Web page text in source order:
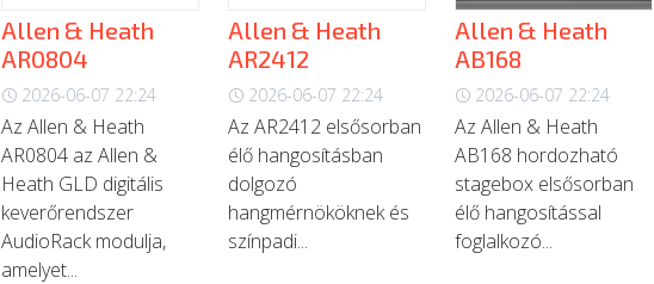
Allen & Heath
AR0804
2026-06-07 22:24
Az Allen & Heath
AR0804 az Allen &
Heath GLD digitális
keverőrendszer
AudioRack modulja,
amelyet...
Allen & Heath
AR2412
2026-06-07 22:24
Az AR2412 elsősorban
élő hangosításban
dolgozó
hangmérnököknek és
színpadi...
Allen & Heath
AB168
2026-06-07 22:24
Az Allen & Heath
AB168 hordozható
stagebox elsősorban
élő hangosítással
foglalkozó...